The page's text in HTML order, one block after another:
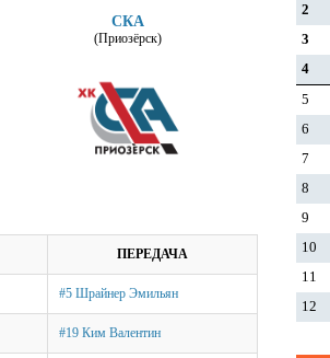
СКА
(Приозёрск)
ПЕРЕДАЧА
#5 Шрайнер Эмильян
#19 Ким Валентин
2
3
4
5
6
7
8
9
10
11
12